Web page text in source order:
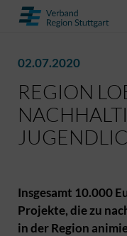
02.07.2020
REGION
Insgesamt 10.000
Projekte, die zu
in der Region